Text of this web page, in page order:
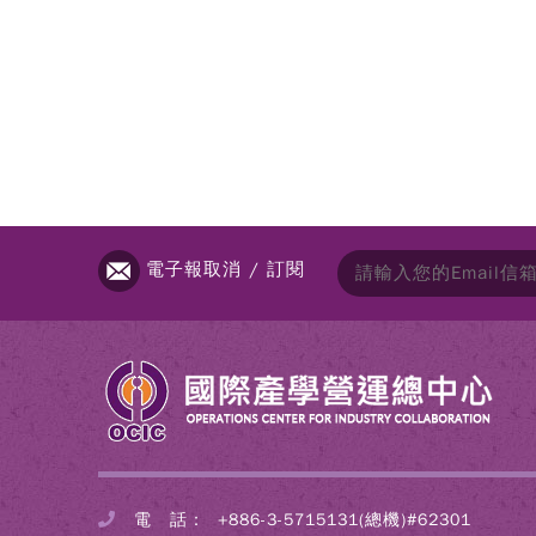
電子報取消 / 訂閱
電 話： +886-3-5715131(總機)#62301